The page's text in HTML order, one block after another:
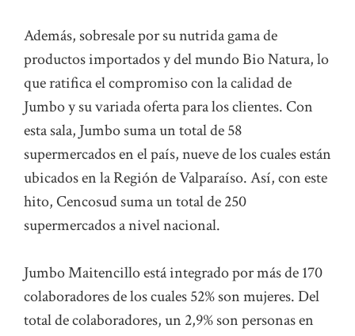
Además, sobresale por su nutrida gama de
productos importados y del mundo Bio Natura, lo
que ratifica el compromiso con la calidad de
Jumbo y su variada oferta para los clientes. Con
esta sala, Jumbo suma un total de 58
supermercados en el país, nueve de los cuales están
ubicados en la Región de Valparaíso. Así, con este
hito, Cencosud suma un total de 250
supermercados a nivel nacional.
Jumbo Maitencillo está integrado por más de 170
colaboradores de los cuales 52% son mujeres. Del
total de colaboradores, un 2,9% son personas en